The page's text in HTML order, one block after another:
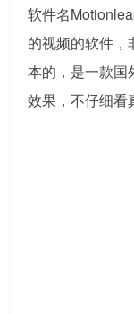
软件名
的视频的软件，
本的，是一款国
效果，不仔细看